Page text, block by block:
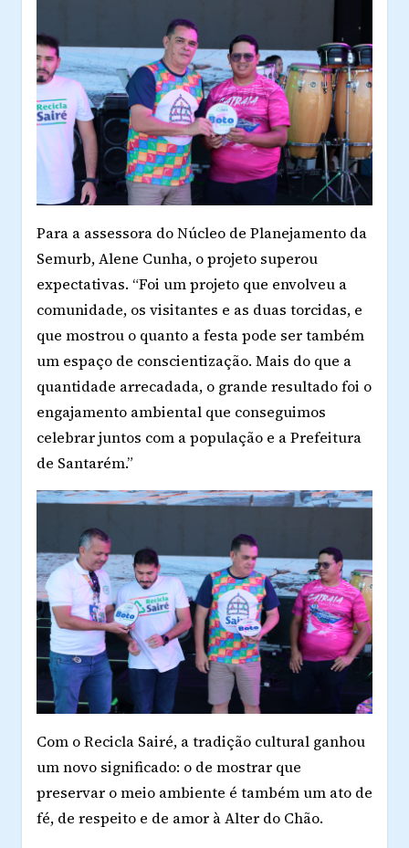
Para a assessora do Núcleo de Planejamento da
Semurb,Alene Cunha, o projeto superou
expectativas. “Foi um projeto que envolveu a
comunidade, os visitantes e as duas torcidas, e
que mostrou o quanto a festa pode ser também
um espaço de conscientização. Mais do que a
quantidade arrecadada, o grande resultado foi o
engajamento ambiental que conseguimos
celebrar juntos com a população e a Prefeitura
de Santarém.”
Com o Recicla Sairé, a tradição cultural ganhou
um novo significado: o de mostrar que
preservar o meio ambiente é também um ato de
fé, de respeito e de amor à Alter do Chão.